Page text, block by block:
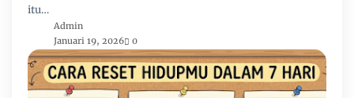
itu…
Admin
Januari 19, 2026
0